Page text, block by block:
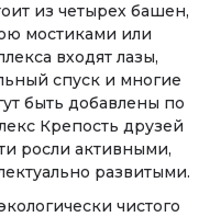
из четырех башен,
мостиками или
входят лазы,
спуск и многие
быть добавлены по
Крепость друзей
росли активными,
развитыми.
чистого